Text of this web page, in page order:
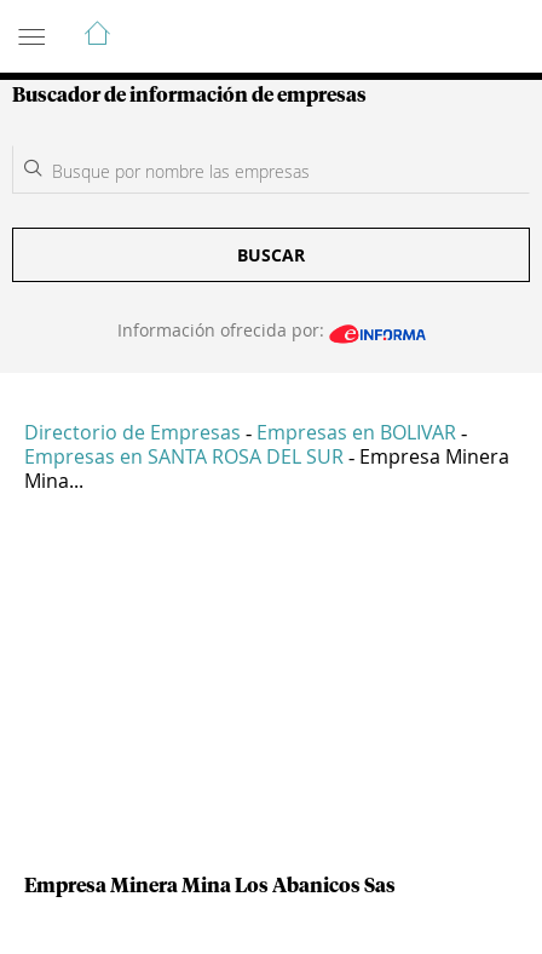
Guía de Empresas Colombianas
Buscador de información de empresas
BUSCAR
Información ofrecida por:
Directorio de Empresas - Empresas en BOLIVAR -
Empresas en SANTA ROSA DEL SUR - Empresa Minera
Mina...
Empresa Minera Mina Los Abanicos Sas